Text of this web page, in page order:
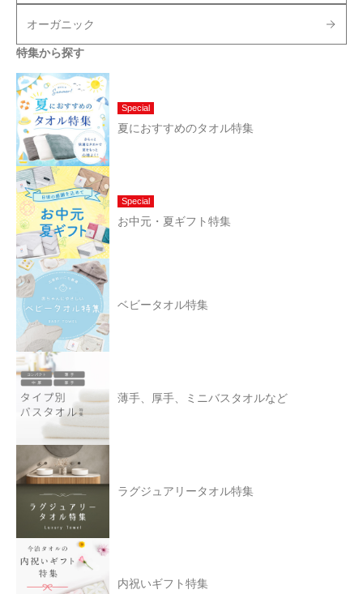
オーガニック
特集から探す
Special
夏におすすめのタオル特集
Special
お中元・夏ギフト特集
ベビータオル特集
薄手、厚手、ミニバスタオルなど
ラグジュアリータオル特集
内祝いギフト特集